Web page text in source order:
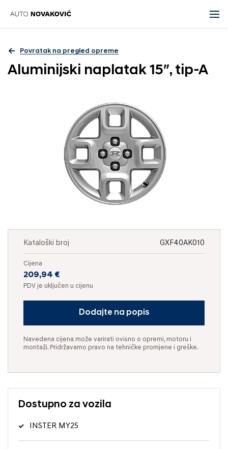
Povratak na pregled opreme
Aluminijski naplatak 15″, tip-A
Kataloški broj GXF40AK010
Cijena
209,94 €
PDV je uključen u cijenu
Dodajte na popis
Navedena cijena može varirati ovisno o opremi, motoru i
montaži. Pridržavamo pravo na tehničke promjene i greške.
Dostupno za vozila
INSTER MY25